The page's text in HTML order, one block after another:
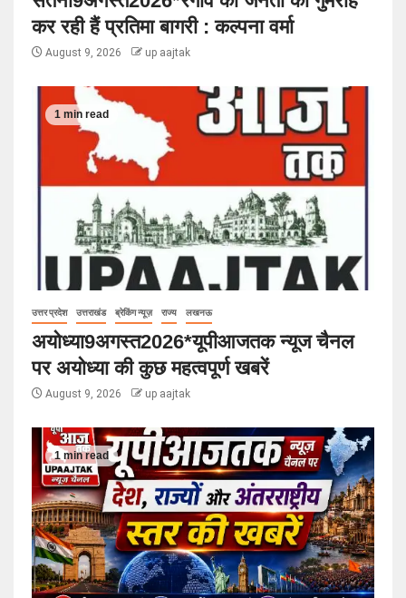
कर रही हैं प्रतिमा बागरी : कल्पना वर्मा
August 9, 2026 up aajtak
1 min read
उत्तर प्रदेश उत्तराखंड ब्रेकिंग न्यूज़ राज्य लखनऊ
अयोध्या9अगस्त2026*यूपीआजतक न्यूज चैनल
पर अयोध्या की कुछ महत्वपूर्ण खबरें
August 9, 2026 up aajtak
1 min read